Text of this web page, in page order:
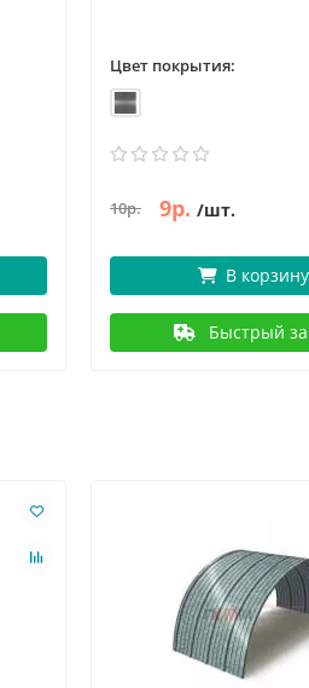
Цвет покрытия:
10р. 9р. /шт.
В корзину
Быстрый